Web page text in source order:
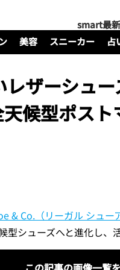
smart最
美容 スニーカー 占
ザーシュ
天候型ポス
& Co.（リーガル シュー
シューズへと進化し、